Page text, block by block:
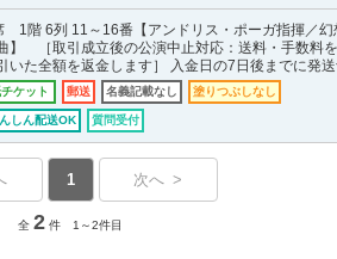
1階 6列 11～16番【アンドリス・ポーガ指揮／幻
】 ［取引成立後の公演中止対応：送料・手数料
いた全額を返金します］ 入金日の7日後までに発
ケット 郵送 名義記載なし 塗りつぶしなし
しん配送OK 質問受付
1 次へ >
全 2 件 1～2件目